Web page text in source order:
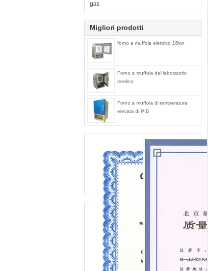
gas
Migliori prodotti
forno a muffola elettrico 16kw
Forno a muffola del laboratorio
medico
Forno a muffola di temperatura
elevata di PID